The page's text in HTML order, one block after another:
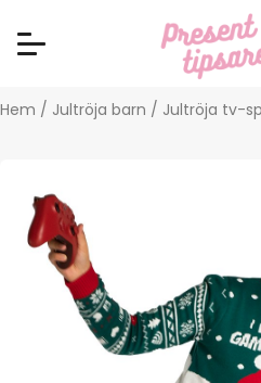
Hem / Jultröja barn / Jultröja tv-